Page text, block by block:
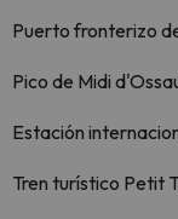
Puerto fronterizo
Pico de Midi
Estación
Tren turístico Petit